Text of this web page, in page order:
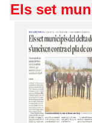
Els set